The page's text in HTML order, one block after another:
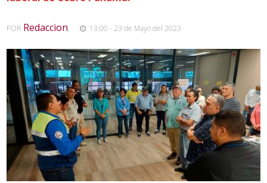
POR Redaccion, 13:00 - 23 de Mayo del 2023